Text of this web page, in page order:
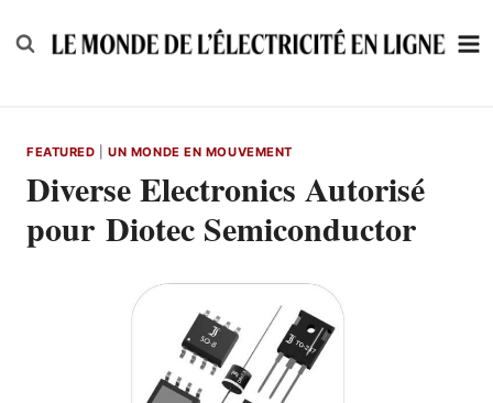
to
FEATURED |UN MONDE EN MOUVEMENT
Diverse Electronics Autorisé
pour Diotec Semiconductor